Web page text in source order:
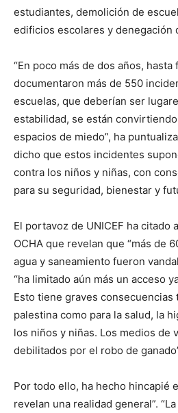
estudiantes, demolición de
edificios escolares y denegación
“En poco más de dos años,
documentaron más de 550
escuelas, que deberían ser
estabilidad, se están
espacios de miedo”, ha
dicho que estos incidentes
contra los niños y niñas, con
para su seguridad, bienestar y
El portavoz de UNICEF ha citado
OCHA que revelan que “más de
agua y saneamiento fueron
“ha limitado aún más un acceso
Esto tiene graves consecuencias
palestina como para la salud, la
los niños y niñas. Los medios de
debilitados por el robo de
Por todo ello, ha hecho hincapié
revelan una realidad general”.